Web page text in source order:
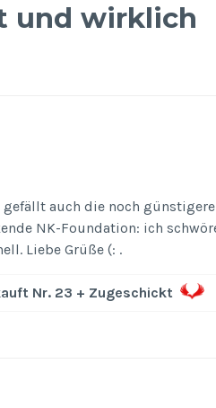
und wirklich
auch die noch
NK-Foundation: ich
Liebe Grüße (: .
Nr. 23 + Zugeschickt